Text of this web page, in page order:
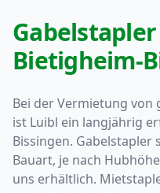
Bietigheim-
Bei der Vermietung von
ist Luibl ein langjährig
Bissingen.
Bauart, je nach
uns erhältlich.